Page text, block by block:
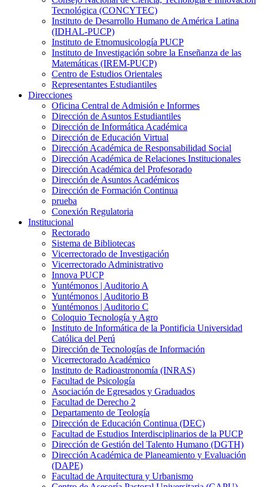
Tecnológica (CONCYTEC)
Instituto de Desarrollo Humano de América Latina
(IDHAL-PUCP)
Instituto de Etnomusicología PUCP
Instituto de Investigación sobre la Enseñanza de las
Matemáticas (IREM-PUCP)
Centro de Estudios Orientales
Representantes Estudiantiles
Direcciones
Oficina Central de Admisión e Informes
Dirección de Asuntos Estudiantiles
Dirección de Informática Académica
Dirección de Educación Virtual
Dirección Académica de Responsabilidad Social
Dirección Académica de Relaciones Institucionales
Dirección Académica del Profesorado
Dirección de Asuntos Académicos
Dirección de Formación Continua
prueba
Conexión Regulatoria
Institucional
Rectorado
Sistema de Bibliotecas
Vicerrectorado de Investigación
Vicerrectorado Administrativo
Innova PUCP
Yuntémonos | Auditorio A
Yuntémonos | Auditorio B
Yuntémonos | Auditorio C
Coloquio Tecnología y Agro
Instituto de Informática de la Pontificia Universidad
Católica del Perú
Dirección de Tecnologías de Información
Vicerrectorado Académico
Instituto de Radioastronomía (INRAS)
Facultad de Psicología
Asociación de Egresados y Graduados
Facultad de Derecho 2
Departamento de Teología
Dirección de Educación Continua (DEC)
Facultad de Estudios Interdisciplinarios de la PUCP
Dirección de Gestión del Talento Humano (DGTH)
Dirección Académica de Planeamiento y Evaluación
(DAPE)
Facultad de Arquitectura y Urbanismo